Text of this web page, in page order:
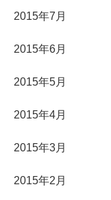
2015年7月
2015年6月
2015年5月
2015年4月
2015年3月
2015年2月